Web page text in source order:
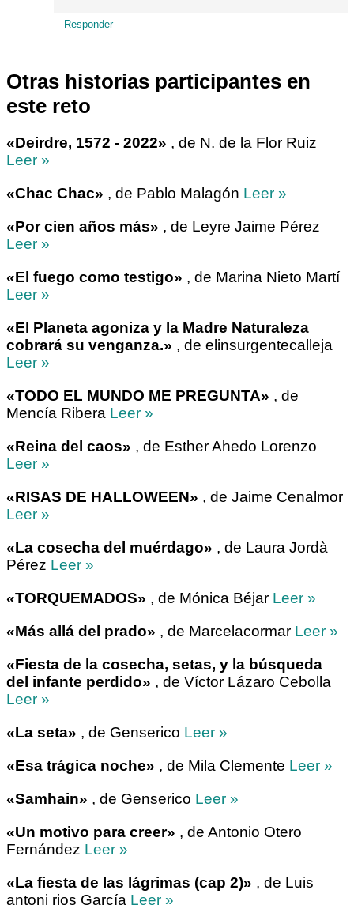
Responder
Otras historias participantes en
este reto
«Deirdre, 1572 - 2022» , de N. de la Flor Ruiz
Leer »
«Chac Chac» , de Pablo Malagón Leer »
«Por cien años más» , de Leyre Jaime Pérez
Leer »
«El fuego como testigo» , de Marina Nieto Martí
Leer »
«El Planeta agoniza y la Madre Naturaleza
cobrará su venganza.» , de elinsurgentecalleja
Leer »
«TODO EL MUNDO ME PREGUNTA» , de
Mencía Ribera Leer »
«Reina del caos» , de Esther Ahedo Lorenzo
Leer »
«RISAS DE HALLOWEEN» , de Jaime Cenalmor
Leer »
«La cosecha del muérdago» , de Laura Jordà
Pérez Leer »
«TORQUEMADOS» , de Mónica Béjar Leer »
«Más allá del prado» , de Marcelacormar Leer »
«Fiesta de la cosecha, setas, y la búsqueda
del infante perdido» , de Víctor Lázaro Cebolla
Leer »
«La seta» , de Genserico Leer »
«Esa trágica noche» , de Mila Clemente Leer »
«Samhain» , de Genserico Leer »
«Un motivo para creer» , de Antonio Otero
Fernández Leer »
«La fiesta de las lágrimas (cap 2)» , de Luis
antoni rios García Leer »